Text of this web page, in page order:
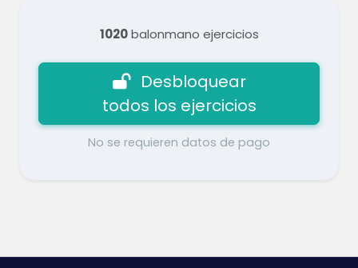
1020balonmano ejercicios
Desbloquear
todos los ejercicios
No se requieren datos de pago